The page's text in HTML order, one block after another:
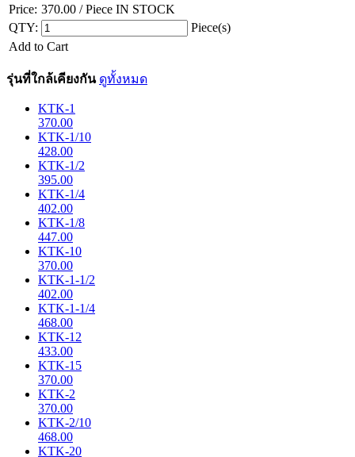
Price: 370.00 / Piece IN STOCK
QTY:
Piece(s)
Add to Cart
รุ่นที่ใกล้เคียงกัน ดูทั้งหมด
KTK-1
370.00
KTK-1/10
428.00
KTK-1/2
395.00
KTK-1/4
402.00
KTK-1/8
447.00
KTK-10
370.00
KTK-1-1/2
402.00
KTK-1-1/4
468.00
KTK-12
433.00
KTK-15
370.00
KTK-2
370.00
KTK-2/10
468.00
KTK-20